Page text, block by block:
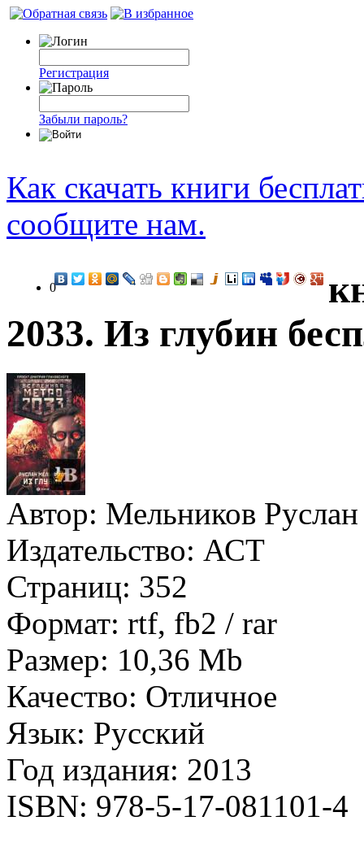
Регистрация
Забыли пароль?
Как скачать книги
сообщите нам.
0
2033. Из глубин
Автор: Мельников Руслан
Издательство: АСТ
Страниц: 352
Формат: rtf, fb2 / rar
Размер: 10,36 Mb
Качество: Отличное
Язык: Русский
Год издания: 2013
ISBN: 978-5-17-081101-4